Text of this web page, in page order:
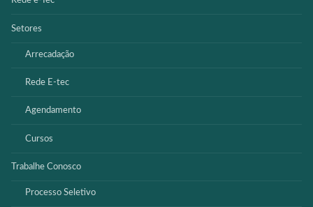
Setores
Arrecadação
Rede E-tec
Agendamento
Cursos
Trabalhe Conosco
Processo Seletivo